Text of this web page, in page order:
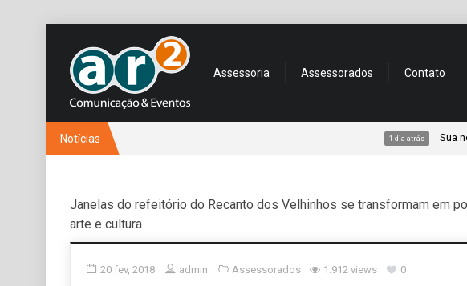
Assessoria Assessorados Contato
Notícias Sua nota
Janelas do refeitório do Recanto dos Velhinhos se transformam em
arte e cultura
20 fev, 2018 admin Assessorados 1.912 views 0